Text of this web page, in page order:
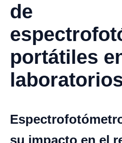
de
portátiles
su impacto en el